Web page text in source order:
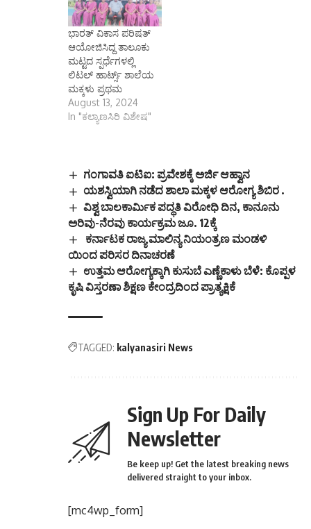
ಭಾರತ್ ವಿಕಾಸ ಪರಿಷತ್
ಆಯೋಜಿಸಿದ್ದ ತಾಲೂಕು
ಮಟ್ಟದ ಸ್ಪರ್ಧೆಗಳಲ್ಲಿ
ಲಿಟಲ್ ಹಾರ್ಟ್ಸ್ ಶಾಲೆಯ
ಮಕ್ಕಳು ಪ್ರಥಮ
August 13, 2024
In "ಕಲ್ಯಾಣಸಿರಿ ವಿಶೇಷ"
ಗಂಗಾವತಿ ಐಟಿಐ: ಪ್ರವೇಶಕ್ಕೆ ಅರ್ಜಿ ಆಹ್ವಾನ
ಯಶಸ್ವಿಯಾಗಿ ನಡೆದ ಶಾಲಾ ಮಕ್ಕಳ ಆರೋಗ್ಯ ಶಿಬಿರ .
ವಿಶ್ವ ಬಾಲಕಾರ್ಮಿಕ ಪದ್ಧತಿ ವಿರೋಧಿ ದಿನ, ಕಾನೂನು
ಅರಿವು-ನೆರವು ಕಾರ್ಯಕ್ರಮ ಜೂ. 12ಕ್ಕೆ
ಕರ್ನಾಟಕ ರಾಜ್ಯ ಮಾಲಿನ್ಯ ನಿಯಂತ್ರಣ ಮಂಡಳಿ
ಯಿಂದ ಪರಿಸರ ದಿನಾಚರಣೆ
ಉತ್ತಮ ಆರೋಗ್ಯಕ್ಕಾಗಿ ಕುಸುಬೆ ಎಣ್ಣೆಕಾಳು ಬೆಳೆ: ಕೊಪ್ಪಳ
ಕೃಷಿ ವಿಸ್ತರಣಾ ಶಿಕ್ಷಣ ಕೇಂದ್ರದಿಂದ ಪ್ರಾತ್ಯಕ್ಷಿಕೆ
TAGGED: kalyanasiri News
Sign Up For Daily
Newsletter
Be keep up! Get the latest breaking news
delivered straight to your inbox.
[mc4wp_form]